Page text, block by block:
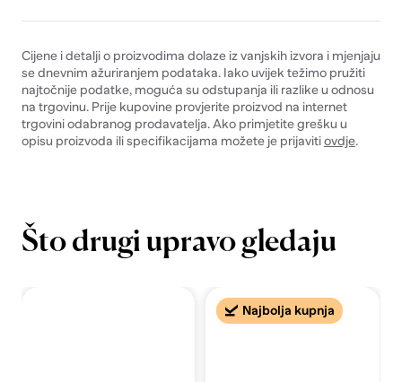
Cijene i detalji o proizvodima dolaze iz vanjskih izvora i mjenjaju
se dnevnim ažuriranjem podataka. Iako uvijek težimo pružiti
najtočnije podatke, moguća su odstupanja ili razlike u odnosu
na trgovinu. Prije kupovine provjerite proizvod na internet
trgovini odabranog prodavatelja. Ako primjetite grešku u
opisu proizvoda ili specifikacijama možete je prijavitiovdje.
Što drugi upravo gledaju
Najbolja kupnja